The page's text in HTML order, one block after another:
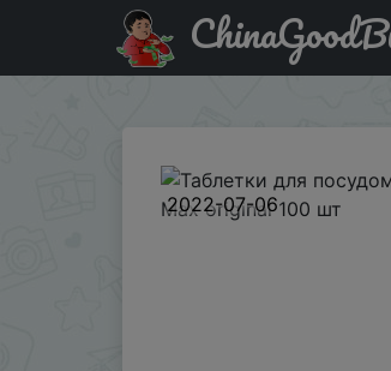
Акція на Таблетки для посудомоечной
2022-07-06